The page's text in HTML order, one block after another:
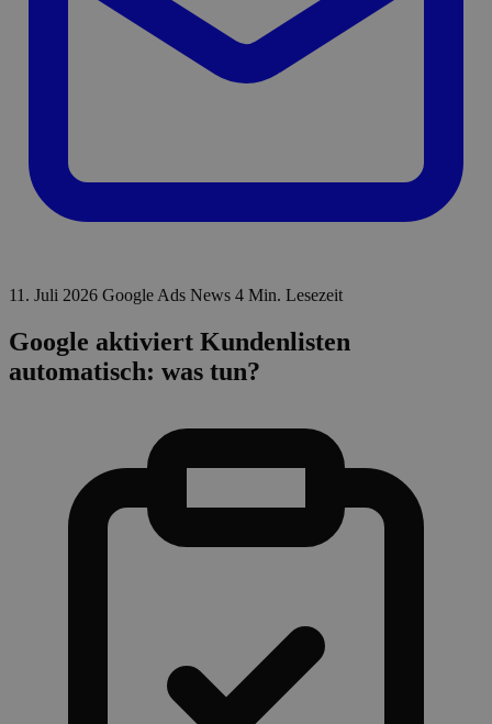
11. Juli 2026 Google Ads News 4 Min. Lesezeit
Google aktiviert Kundenlisten
automatisch: was tun?